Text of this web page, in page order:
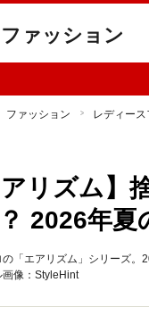
ファッション
ファッション レディー
リズム】
2026年
「エアリズム」シリーズ
像：StyleHint